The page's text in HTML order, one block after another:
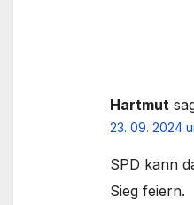
Hartmut
23. 09. 2024
SPD kann
Sieg feiern.